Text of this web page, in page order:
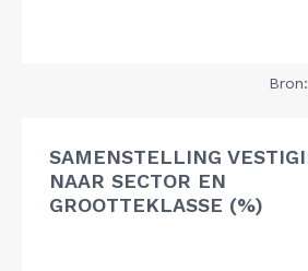
Bron:
SAMENSTELLING
NAAR SECTOR EN
GROOTTEKLASSE (%)